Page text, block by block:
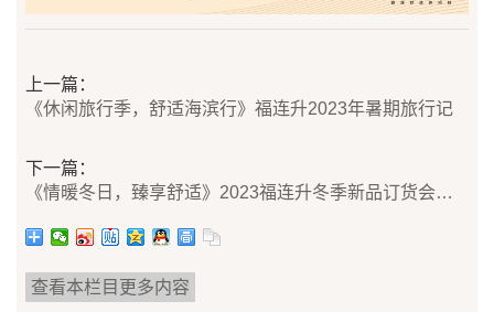
上一篇：
《休闲旅行季，舒适海滨行》福连升2023年暑期旅行记
下一篇：
《情暖冬日，臻享舒适》2023福连升冬季新品订货会开启！
查看本栏目更多内容